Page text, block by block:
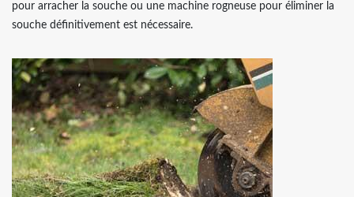
pour arracher la souche ou une machine rogneuse pour éliminer la
souche définitivement est nécessaire.